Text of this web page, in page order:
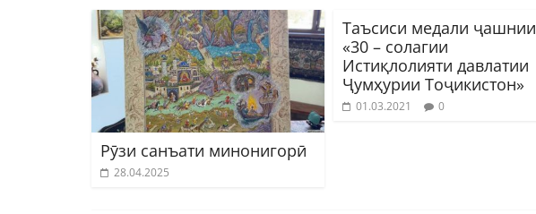
Рӯзи санъати минонигорӣ
28.04.2025
Таъсиси медали ҷашнии
«30 – солагии
Истиқлолияти давлатии
Ҷумҳурии Тоҷикистон»
01.03.2021 0